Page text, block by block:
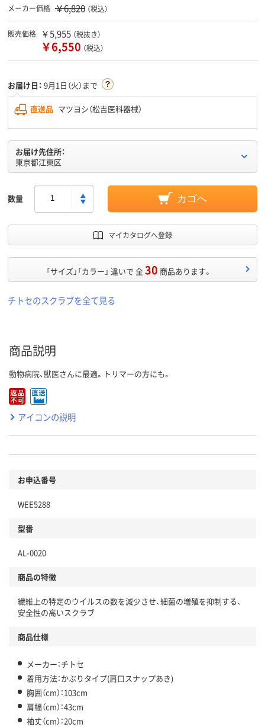
メーカー価格 ￥6,820 （税込）
販売価格 ￥5,955 （税抜き）
￥6,550 （税込）
お届け日： 9月1日（火）まで
直送品 マツヨシ（松吉医科器械）
お届け先住所：
東京都江東区
数量 カゴへ
マイカタログへ登録
「サイズ」「カラー」 違いで 全30 商品あります。
チトセのスクラブを全て見る
商品説明
動物病院、獣医さんに最適。トリマーの方にも。
アイコンの説明
お申込番号
WEE5288
型番
AL-0020
商品の特徴
繊維上の特定のウイルスの数を減少させ、細菌の増殖を抑制する、
安全性の高いスクラブ
商品仕様
メーカー：チトセ
着用方法：かぶりタイプ(肩口スナップあき)
胸囲（cm）：103cm
肩幅（cm）：43cm
袖丈（cm）：20cm